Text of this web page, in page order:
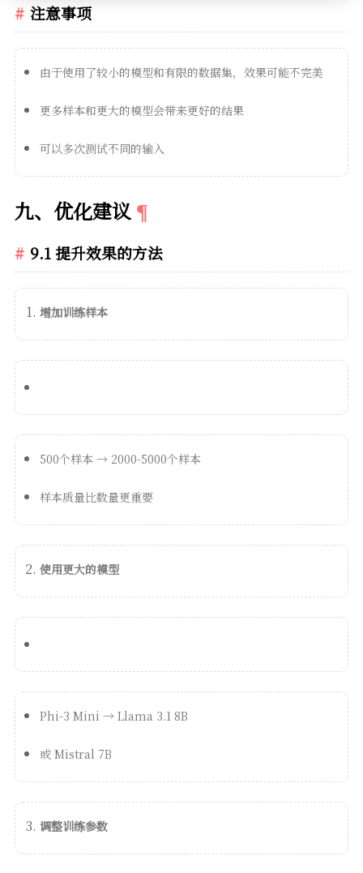
注意事项
由于使用了较小的模型和有限的数据集，效果可能不完美
更多样本和更大的模型会带来更好的结果
可以多次测试不同的输入
九、优化建议
9.1 提升效果的方法
增加训练样本
500个样本 → 2000-5000个样本
样本质量比数量更重要
使用更大的模型
Phi-3 Mini → Llama 3.1 8B
或 Mistral 7B
调整训练参数